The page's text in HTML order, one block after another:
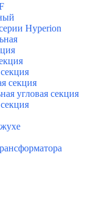
Hyperion
секция
угловая секция